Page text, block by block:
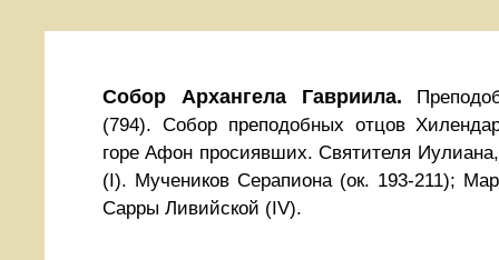
Собор Архангела Гавриила.
(794). Собор преподобных отцов
горе Афон просиявших.Святителя
(I). Мучеников Серапиона (ок. 193-211);
Сарры Ливийской (IV).